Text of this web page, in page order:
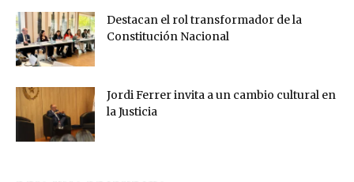
Destacan el rol transformador de la
Constitución Nacional
Jordi Ferrer invita a un cambio cultural en
la Justicia